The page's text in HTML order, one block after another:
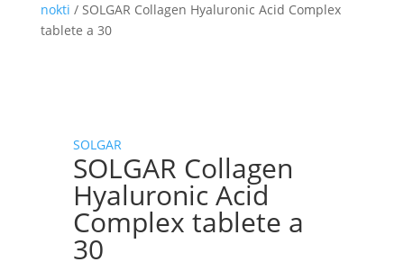
nokti / SOLGAR Collagen Hyaluronic Acid Complex
tablete a 30
SOLGAR
SOLGAR Collagen
Hyaluronic Acid
Complex tablete a
30